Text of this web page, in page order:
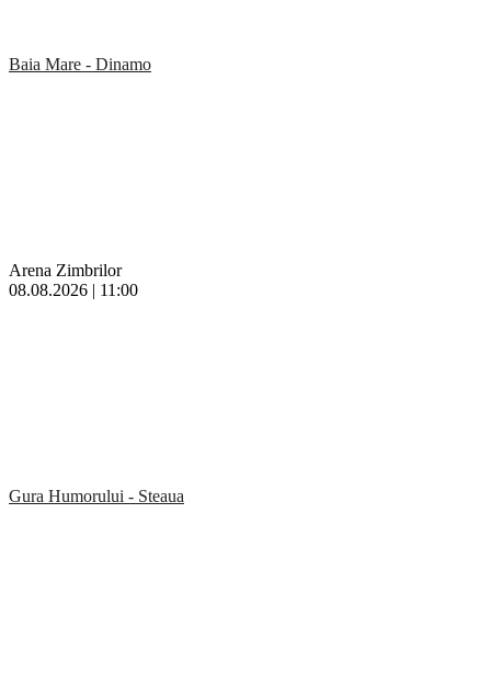
Baia Mare - Dinamo
Arena Zimbrilor
08.08.2026 | 11:00
Gura Humorului - Steaua